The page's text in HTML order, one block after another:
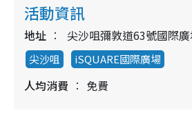
活動資訊
地址 尖沙咀彌敦道63號國際
尖沙咀 iSQUARE國際廣場
人均消費 免費